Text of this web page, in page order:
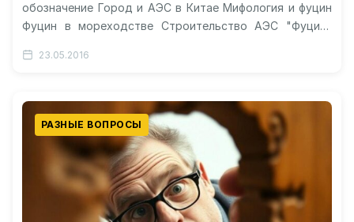
обозначение Город и АЭС в Китае Мифология и фуцин
Фуцин в мореходстве Строительство АЭС "Фуцин"
23.05.2016
РАЗНЫЕ ВОПРОСЫ